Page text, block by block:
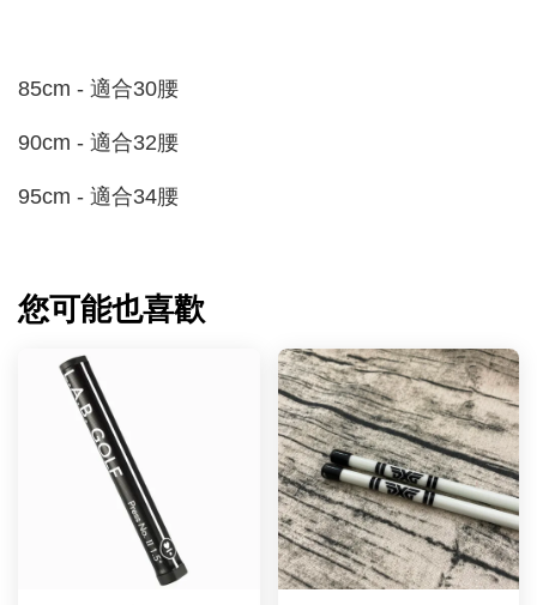
85cm - 適合30腰
90cm - 適合32腰
95cm - 適合34腰
您可能也喜歡